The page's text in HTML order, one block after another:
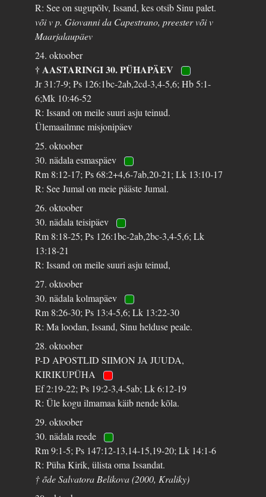
R: See on sugupõlv, Issand, kes otsib Sinu palet.
või v p. Giovanni da Capestrano, preester või v
Maarjalaupäev
24. oktoober
† AASTARINGI 30. PÜHAPÄEV
Jr 31:7-9; Ps 126:1bc-2ab,2cd-3,4-5,6; Hb 5:1-
6;Mk 10:46-52
R: Issand on meile suuri asju teinud.
Ülemaailmne misjonipäev
25. oktoober
30. nädala esmaspäev
Rm 8:12-17; Ps 68:2+4,6-7ab,20-21; Lk 13:10-17
R: See Jumal on meie pääste Jumal.
26. oktoober
30. nädala teisipäev
Rm 8:18-25; Ps 126:1bc-2ab,2bc-3,4-5,6; Lk
13:18-21
R: Issand on meile suuri asju teinud,
27. oktoober
30. nädala kolmapäev
Rm 8:26-30; Ps 13:4-5,6; Lk 13:22-30
R: Ma loodan, Issand, Sinu helduse peale.
28. oktoober
P-D APOSTLID SIIMON JA JUUDA,
KIRIKUPÜHA
Ef 2:19-22; Ps 19:2-3,4-5ab; Lk 6:12-19
R: Üle kogu ilmamaa käib nende kõla.
29. oktoober
30. nädala reede
Rm 9:1-5; Ps 147:12-13,14-15,19-20; Lk 14:1-6
R: Püha Kirik, ülista oma Issandat.
† õde Salvatora Belikova (2000, Kraliky)